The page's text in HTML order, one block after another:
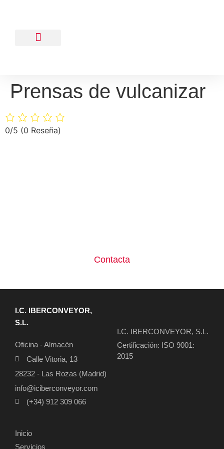
Prensas de vulcanizar
0/5 (0 Reseña)
Contacta
I.C. IBERCONVEYOR,
S.L.
Oficina - Almacén
Calle Vitoria, 13
28232 - Las Rozas (Madrid)
info@iciberconveyor.com
(+34) 912 309 066
I.C. IBERCONVEYOR, S.L.
Certificación: ISO 9001:
2015
Inicio
Servicios